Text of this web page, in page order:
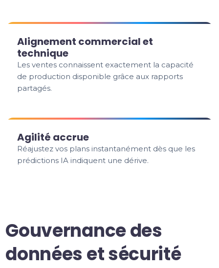
Alignement commercial et
technique
Les ventes connaissent exactement la capacité
de production disponible grâce aux rapports
partagés.
Agilité accrue
Réajustez vos plans instantanément dès que les
prédictions IA indiquent une dérive.
Gouvernance des
données et sécurité